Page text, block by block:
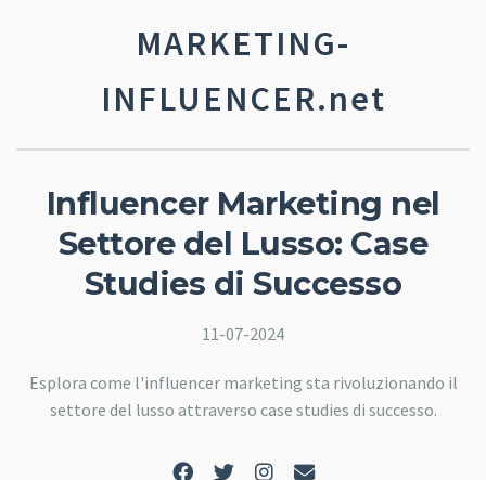
MARKETING-
INFLUENCER.net
Influencer Marketing nel
Settore del Lusso: Case
Studies di Successo
11-07-2024
Esplora come l'influencer marketing sta rivoluzionando il
settore del lusso attraverso case studies di successo.